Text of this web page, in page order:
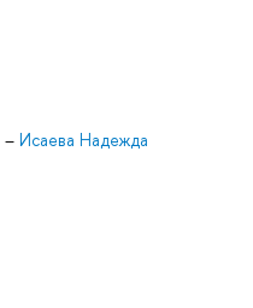
– Исаева Надежда